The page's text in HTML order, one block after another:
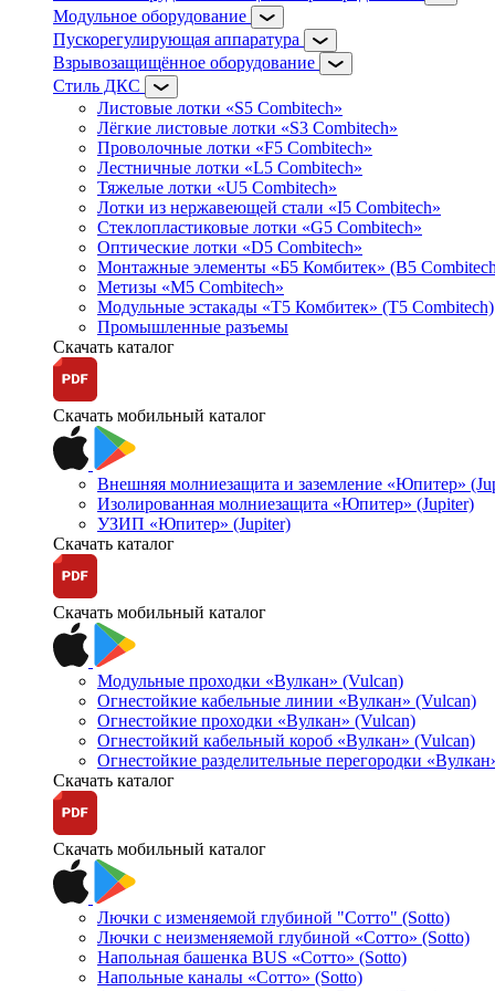
Модульное оборудование
Пускорегулирующая аппаратура
Взрывозащищённое оборудование
Стиль ДКС
Листовые лотки «S5 Combitech»
Лёгкие листовые лотки «S3 Combitech»
Проволочные лотки «F5 Combitech»
Лестничные лотки «L5 Combitech»
Тяжелые лотки «U5 Combitech»
Лотки из нержавеющей стали «I5 Combitech»
Стеклопластиковые лотки «G5 Combitech»
Оптические лотки «D5 Combitech»
Монтажные элементы «Б5 Комбитек» (B5
Метизы «M5 Combitech»
Модульные эстакады «Т5 Комбитек» (T5 Combitech)
Промышленные разъемы
Скачать каталог
Скачать мобильный каталог
Внешняя молниезащита и заземление «Юпитер»
Изолированная молниезащита «Юпитер» (Jupiter)
УЗИП «Юпитер» (Jupiter)
Скачать каталог
Скачать мобильный каталог
Модульные проходки «Вулкан» (Vulcan)
Огнестойкие кабельные линии «Вулкан» (Vulcan)
Огнестойкие проходки «Вулкан» (Vulcan)
Огнестойкий кабельный короб «Вулкан» (Vulcan)
Огнестойкие разделительные перегородки
Скачать каталог
Скачать мобильный каталог
Лючки с изменяемой глубиной "Сотто" (Sotto)
Лючки с неизменяемой глубиной «Сотто» (Sotto)
Напольная башенка BUS «Сотто» (Sotto)
Напольные каналы «Сотто» (Sotto)